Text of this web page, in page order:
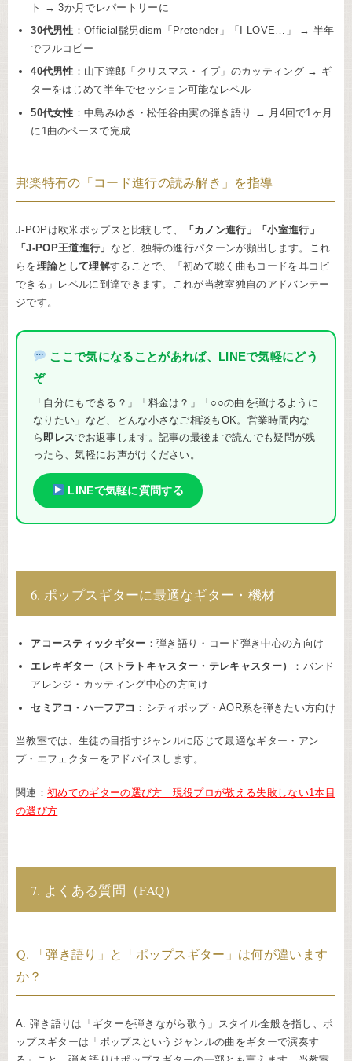
ト → 3か月でレパートリーに
30代男性 ：Official髭男dism「Pretender」「I LOVE…」 → 半年
でフルコピー
40代男性 ：山下達郎「クリスマス・イブ」のカッティング → ギ
ターをはじめて半年でセッション可能なレベル
50代女性 ：中島みゆき・松任谷由実の弾き語り → 月4回で1ヶ月
に1曲のペースで完成
邦楽特有の「コード進行の読み解き」を指導
J-POPは欧米ポップスと比較して、
「カノン進行」「小室進行」
「J-POP王道進行」 など、独特の進行パターンが頻出します。これ
らを理論として理解することで、「初めて聴く曲もコードを耳コピ
できる」レベルに到達できます。これが当教室独自のアドバンテー
ジです。
ここで気になることがあれば、LINEで気軽にどう
ぞ
「自分にもできる？」「料金は？」「○○の曲を弾けるように
なりたい」など、どんな小さなご相談もOK。営業時間内な
ら 即レスでお返事します。記事の最後まで読んでも疑問が残
ったら、気軽にお声がけください。
LINEで気軽に質問する
6. ポップスギターに最適なギター・機材
アコースティックギター ：弾き語り・コード弾き中心の方向け
エレキギター（ストラトキャスター・テレキャスター）
：バンド
アレンジ・カッティング中心の方向け
セミアコ・ハーフアコ ：シティポップ・AOR系を弾きたい方向け
当教室では、生徒の目指すジャンルに応じて最適なギター・アン
プ・エフェクターをアドバイスします。
関連： 初めてのギターの選び方｜現役プロが教える失敗しない1本目
の選び方
7. よくある質問（FAQ）
Q. 「弾き語り」と「ポップスギター」は何が違います
か？
A. 弾き語りは「ギターを弾きながら歌う」スタイル全般を指し、ポ
ップスギターは「ポップスというジャンルの曲をギターで演奏す